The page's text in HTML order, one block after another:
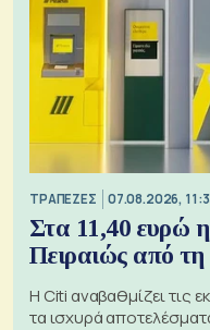
ΤΡΑΠΕΖΕΣ 07.08.2026,
Στα 11,40 ευρώ
Πειραιώς από
Η Citi αναβαθμίζει τις
τα ισχυρά